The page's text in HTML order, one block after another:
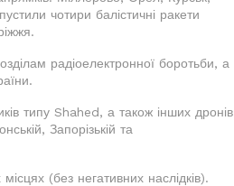
чотири балістичні ракети
радіоелектронної боротьби, а
типу Shahed, а також інших дронів
Запорізькій та
(без негативних наслідків).